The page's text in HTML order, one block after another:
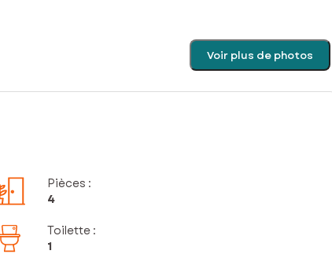
Voir plus de photos
Pièces :
4
Toilette :
1